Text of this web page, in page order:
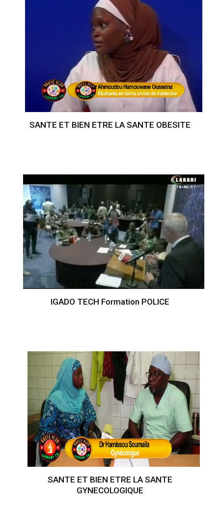
SANTE ET BIEN ETRE LA SANTE OBESITE
IGADO TECH Formation POLICE
SANTE ET BIEN ETRE LA SANTE
GYNECOLOGIQUE